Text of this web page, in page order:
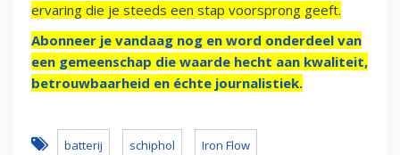
ervaring die je steeds een stap voorsprong geeft.
Abonneer je vandaag nog en word onderdeel van
een gemeenschap die waarde hecht aan kwaliteit,
betrouwbaarheid en échte journalistiek.
batterij schiphol Iron Flow